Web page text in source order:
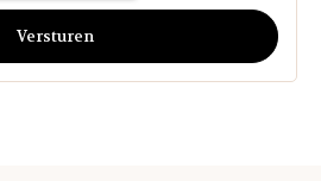
Versturen